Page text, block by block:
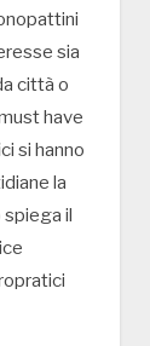
sia
città o
have
si hanno
la
il